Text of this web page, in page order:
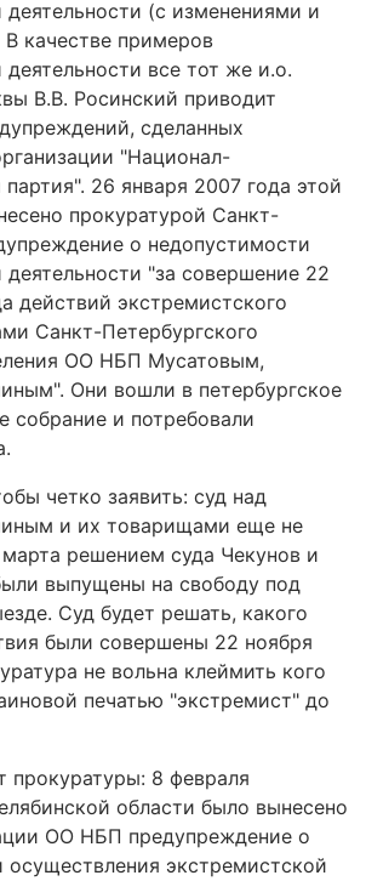
деятельности (с изменениями и
качестве примеров
все тот же и.о.
В.В. Росинский приводит
сделанных
"Национал-
26 января 2007 года этой
прокуратурой Санкт-
о недопустимости
"за совершение 22
действий экстремистского
Санкт-Петербургского
ОО НБП Мусатовым,
Они вошли в петербургское
собрание и потребовали
четко заявить: суд над
и их товарищами еще не
решением суда Чекунов и
выпущены на свободу под
Суд будет решать, какого
были совершены 22 ноября
не вольна клеймить кого
печатью "экстремист" до
прокуратуры: 8 февраля
области было вынесено
ОО НБП предупреждение о
осуществления экстремистской